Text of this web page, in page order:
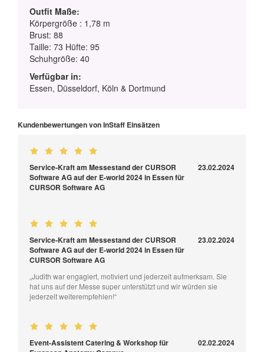
Outfit Maße:
Körpergröße : 1,78 m
Brust: 88
Taille: 73 Hüfte: 95
Schuhgröße: 40
Verfügbar in:
Essen, Düsseldorf, Köln & Dortmund
Kundenbewertungen von InStaff Einsätzen
Service-Kraft am Messestand der CURSOR
Software AG auf der E-world 2024 in Essen für
CURSOR Software AG
23.02.2024
Service-Kraft am Messestand der CURSOR
Software AG auf der E-world 2024 in Essen für
CURSOR Software AG
23.02.2024
„Judith war engagiert, motiviert und jederzeit aufmerksam. Sie
hat uns auf der Messe super unterstützt und wir würden sie
jederzeit weiterempfehlen!“
Event-Assistent Catering & Workshop für
02.02.2024